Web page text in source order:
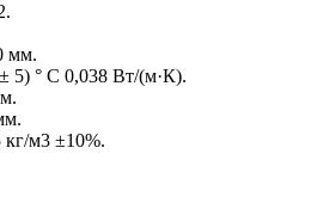
мм.
5) ° C 0,038 Вт/(м·К).
кг/м3 ±10%.